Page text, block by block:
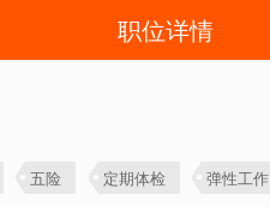
职位详情
五险 定期体检 弹性工作